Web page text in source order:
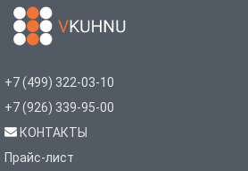
+7 (499) 322-03-10
+7 (926) 339-95-00
КОНТАКТЫ
Прайс-лист